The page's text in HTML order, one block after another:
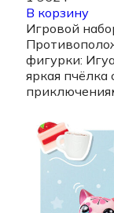
В корзину
Игровой
фигурки:
яркая